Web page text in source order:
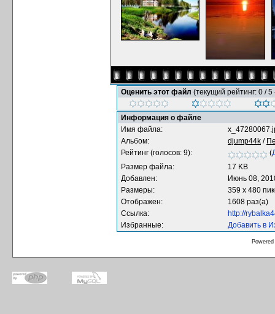
Оценить этот файл (текущий рейтинг: 0 / 5
Информация о файле
Имя файла:
Альбом:
djump44k /
Рейтинг (голосов: 9):
(
Размер файла:
17 KB
Добавлен:
Июнь 08,
Размеры:
359 x 480
Отображен:
1608 раз(а)
Ссылка:
http://
Избранные:
Добавить в